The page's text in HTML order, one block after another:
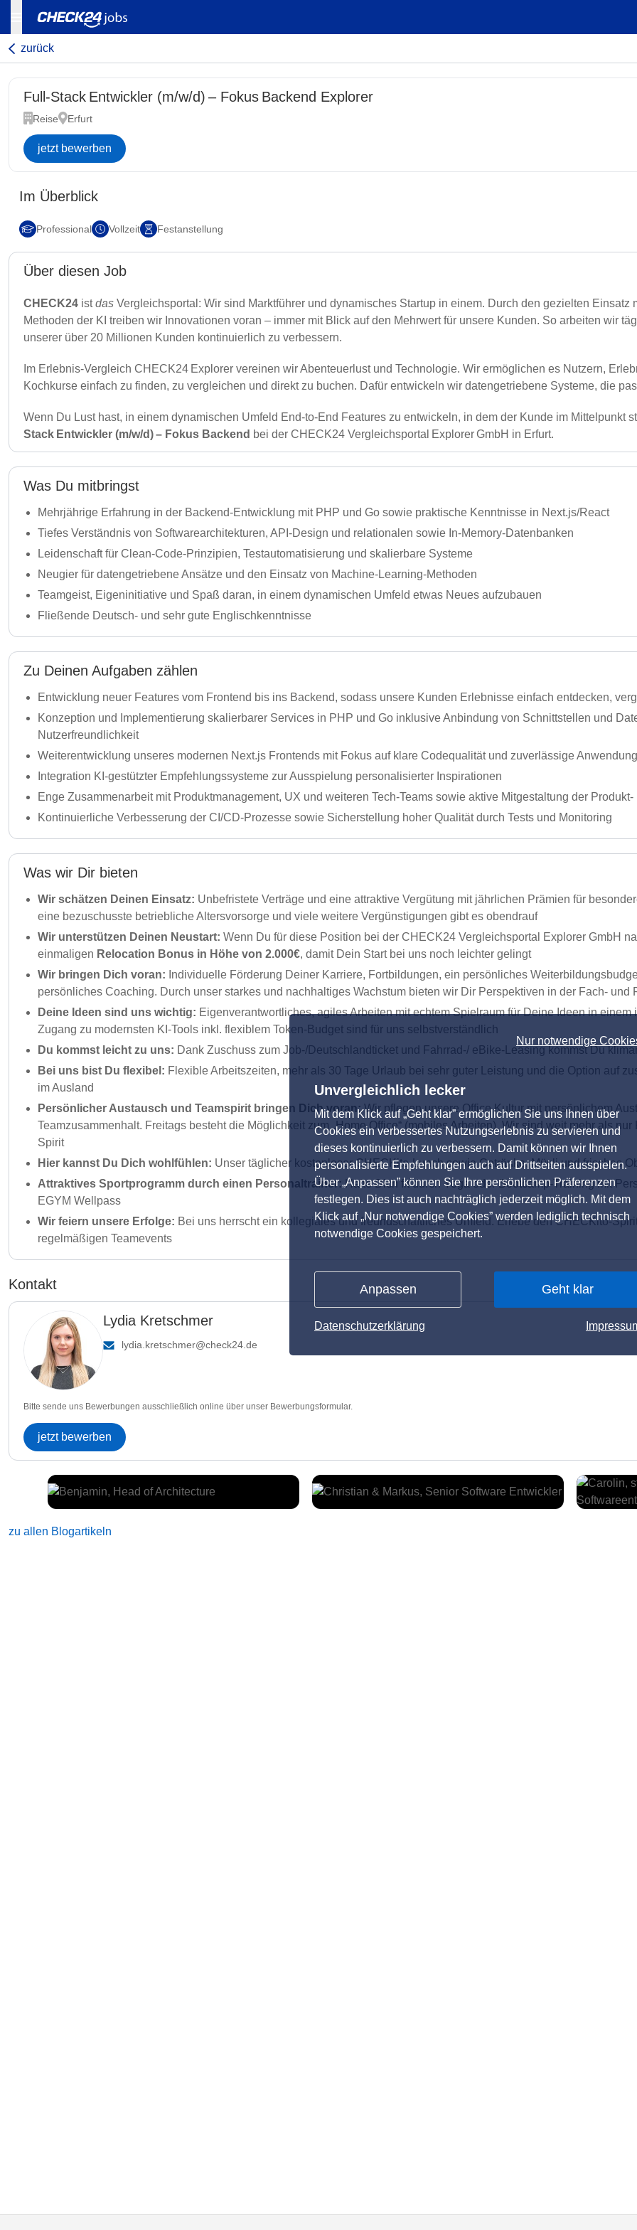
Nur notwendige
Unvergleichlich lecker
Mit dem Klick auf „Geht klar” ermöglichen Sie uns Ihnen über
Cookies ein verbessertes Nutzungserlebnis zu servieren und
dieses kontinuierlich zu verbessern. Damit können wir Ihnen
personalisierte Empfehlungen auch auf Drittseiten ausspielen.
Über „Anpassen” können Sie Ihre persönlichen Präferenzen
festlegen. Dies ist auch nachträglich jederzeit möglich. Mit dem
Klick auf „Nur notwendige Cookies” werden lediglich technisch
notwendige Cookies gespeichert.
Anpassen Geht klar
Datenschutzerklärung
zurück
Full-Stack Entwickler (m/w/d) – Fokus Backend Explorer
Reise Erfurt
jetzt bewerben
Im Überblick
Professional Vollzeit Festanstellung
Über diesen Job
CHECK24 istdas Vergleichsportal: Wir sind Marktführer und dynamisches Startup in einem. Durch den gezielten
Methoden der KI treiben wir Innovationen voran – immer mit Blick auf den Mehrwert für unsere Kunden. So arbeiten wir
unserer über 20 Millionen Kunden kontinuierlich zu verbessern.
Im Erlebnis-Vergleich CHECK24 Explorer vereinen wir Abenteuerlust und Technologie. Wir ermöglichen es Nutzern,
Kochkurse einfach zu finden, zu vergleichen und direkt zu buchen. Dafür entwickeln wir datengetriebene Systeme, die
Wenn Du Lust hast, in einem dynamischen Umfeld End‑to‑End Features zu entwickeln, in dem der Kunde im
Stack Entwickler (m/w/d) – Fokus Backend bei der CHECK24 Vergleichsportal Explorer GmbH in Erfurt.
Was Du mitbringst
Mehrjährige Erfahrung in der Backend‑Entwicklung mit PHP und Go sowie praktische Kenntnisse in Next.js/React
Tiefes Verständnis von Softwarearchitekturen, API‑Design und relationalen sowie In‑Memory‑Datenbanken
Leidenschaft für Clean‑Code‑Prinzipien, Testautomatisierung und skalierbare Systeme
Neugier für datengetriebene Ansätze und den Einsatz von Machine‑Learning‑Methoden
Teamgeist, Eigeninitiative und Spaß daran, in einem dynamischen Umfeld etwas Neues aufzubauen
Fließende Deutsch‑ und sehr gute Englischkenntnisse
Zu Deinen Aufgaben zählen
Entwicklung neuer Features vom Frontend bis ins Backend, sodass unsere Kunden Erlebnisse einfach entdecken,
Konzeption und Implementierung skalierbarer Services in PHP und Go inklusive Anbindung von Schnittstellen und
Nutzerfreundlichkeit
Weiterentwicklung unseres modernen Next.js Frontends mit Fokus auf klare Codequalität und zuverlässige
Integration KI-gestützter Empfehlungssysteme zur Ausspielung personalisierter Inspirationen
Enge Zusammenarbeit mit Produktmanagement, UX und weiteren Tech-Teams sowie aktive Mitgestaltung der
Kontinuierliche Verbesserung der CI/CD-Prozesse sowie Sicherstellung hoher Qualität durch Tests und Monitoring
Was wir Dir bieten
Wir schätzen Deinen Einsatz: Unbefristete Verträge und eine attraktive Vergütung mit jährlichen Prämien für
eine bezuschusste betriebliche Altersvorsorge und viele weitere Vergünstigungen gibt es obendrauf
Wir unterstützen Deinen Neustart: Wenn Du für diese Position bei der CHECK24 Vergleichsportal Explorer GmbH
einmaligen Relocation Bonus in Höhe von 2.000€, damit Dein Start bei uns noch leichter gelingt
Wir bringen Dich voran: Individuelle Förderung Deiner Karriere, Fortbildungen, ein persönliches
persönliches Coaching. Durch unser starkes und nachhaltiges Wachstum bieten wir Dir Perspektiven in der Fach- und
Deine Ideen sind uns wichtig: Eigenverantwortliches, agiles Arbeiten mit echtem Spielraum für Deine Ideen in
Zugang zu modernsten KI-Tools inkl. flexiblem Token-Budget sind für uns selbstverständlich
Du kommst leicht zu uns: Dank Zuschuss zum Job-/Deutschlandticket und Fahrrad-/ eBike-Leasing kommst Du
Bei uns bist Du flexibel: Flexible Arbeitszeiten, mehr als 30 Tage Urlaub bei sehr guter Leistung und die Option auf
im Ausland
Persönlicher Austausch und Teamspirit bringen Dich voran:Wir pflegen unsere Office Kultur mit persönlichem
Teamzusammenhalt. Freitags besteht die Möglichkeit zum „Home Office“ (mobiles Arbeiten). Wir sind weit mehr als
Spirit
Hier kannst Du Dich wohlfühlen: Unser täglicher kostenloser CHECKito-Lunch sowie Getränke, Müsli und frisches
Attraktives Sportprogramm durch einen Personaltrainer:Halte Dich fit durch Yoga oder Bootcamp-Training mit
EGYM Wellpass
Wir feiern unsere Erfolge: Bei uns herrscht ein kollegiales und freundschaftliches Umfeld. Erlebe den CHECKito-
regelmäßigen Teamevents
Kontakt
Lydia Kretschmer
lydia.kretschmer@check24.de
Bitte sende uns Bewerbungen ausschließlich online über unser Bewerbungsformular.
jetzt bewerben
zu allen Blogartikeln